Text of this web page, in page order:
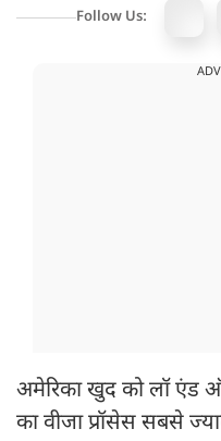
Follow Us:
अमेरिका खुद को लॉ एंड
का वीजा प्रॉसेस सबसे